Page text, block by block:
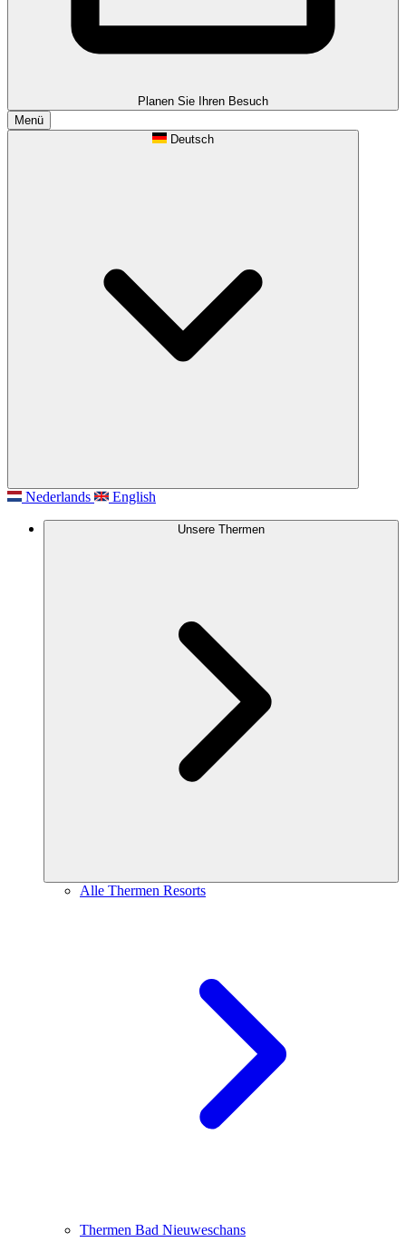
Planen Sie Ihren Besuch
Menü
Deutsch
Nederlands English
Unsere Thermen
Alle Thermen Resorts
Thermen Bad Nieuweschans